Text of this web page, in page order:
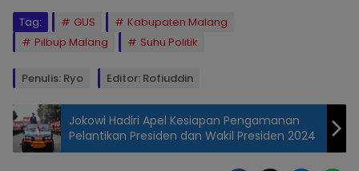
Tag: GUS
Kabupaten Malang
Pilbup Malang
Suhu Politik
Penulis: Ryo Editor: Rofiuddin
Jokowi Hadiri Apel Kesiapan Pengamanan
Pelantikan Presiden dan Wakil Presiden 2024